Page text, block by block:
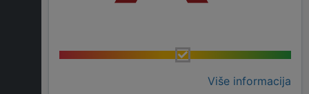
Više informacija